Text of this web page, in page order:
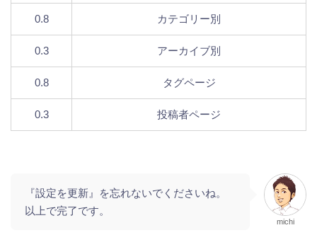
0.8 カテゴリー別
0.3 アーカイブ別
0.8 タグページ
0.3 投稿者ページ
『設定を更新』を忘れないでくださいね。
以上で完了です。
michi